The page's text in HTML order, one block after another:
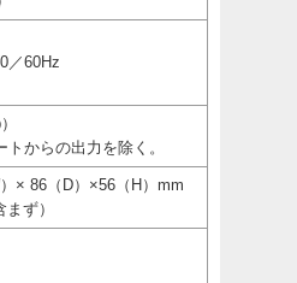
／60Hz
からの出力を除く。
× 86（D）×56（H）mm
まず）